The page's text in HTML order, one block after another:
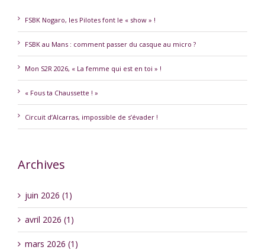
FSBK Nogaro, les Pilotes font le « show » !
FSBK au Mans : comment passer du casque au micro ?
Mon S2R 2026, « La femme qui est en toi » !
« Fous ta Chaussette ! »
Circuit d’Alcarras, impossible de s’évader !
Archives
juin 2026 (1)
avril 2026 (1)
mars 2026 (1)